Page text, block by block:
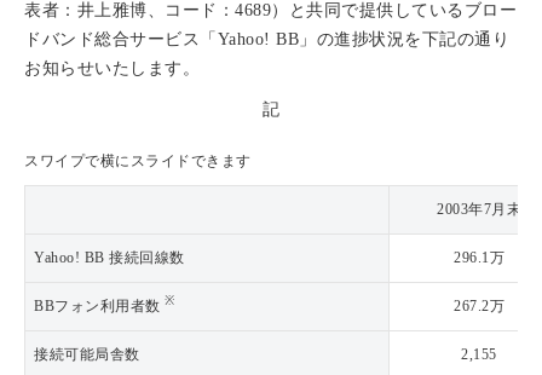
表者：井上雅博、コード：4689）と共同で提供しているブロー
ドバンド総合サービス「Yahoo! BB」の進捗状況を下記の通り
お知らせいたします。
記
スワイプで横にスライドできます
2003年7月末
Yahoo! BB 接続回線数 296.1万
BBフォン利用者数 ※ 267.2万
接続可能局舎数 2,155